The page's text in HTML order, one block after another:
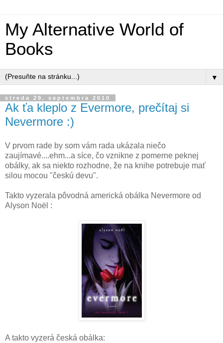
My Alternative World of
Books
▼
streda 29. septembra 2010
Ak ťa kleplo z Evermore, prečítaj si
Nevermore :)
V prvom rade by som vám rada ukázala niečo
zaujímavé....ehm...a síce, čo vznikne z pomerne peknej
obálky, ak sa niekto rozhodne, že na knihe potrebuje mať
silou mocou "českú devu".
Takto vyzerala pôvodná americká obálka Nevermore od
Alyson Noël :
A takto vyzerá česká obálka: